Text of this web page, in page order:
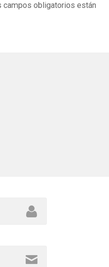
campos obligatorios están